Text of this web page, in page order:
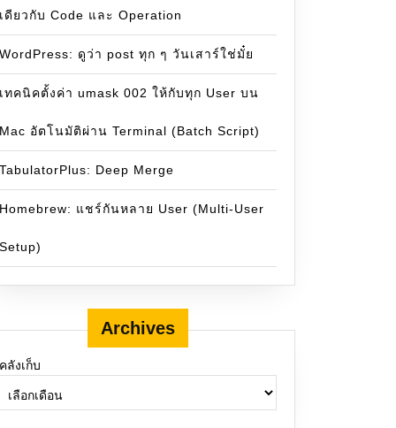
เดียวกับ Code และ Operation
WordPress: ดูว่า post ทุก ๆ วันเสาร์ใช่มั๋ย
เทคนิคตั้งค่า umask 002 ให้กับทุก User บน
Mac อัตโนมัติผ่าน Terminal (Batch Script)
TabulatorPlus: Deep Merge
Homebrew: แชร์กันหลาย User (Multi-User
Setup)
Archives
คลังเก็บ